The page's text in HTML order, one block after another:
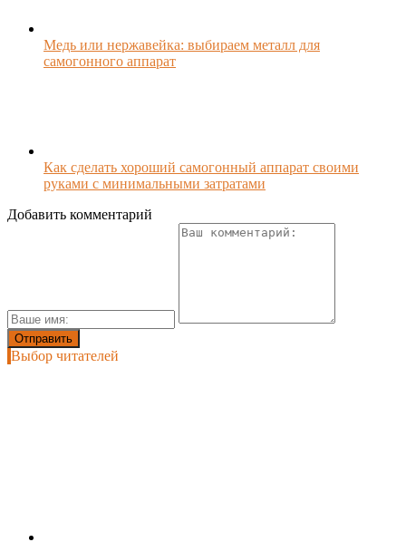
Медь или нержавейка: выбираем металл для
самогонного аппарат
Как сделать хороший самогонный аппарат своими
руками с минимальными затратами
Добавить комментарий
Выбор читателей